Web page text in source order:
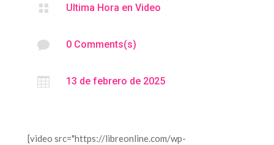
 Ultima Hora en Video
 0 Comments(s)
 13 de febrero de 2025
[video src="https://libreonline.com/wp-